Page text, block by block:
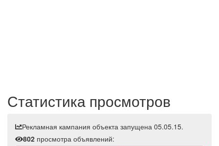
Статистика просмотров
Рекламная кампания объекта запущена 05.05.15.
802 просмотра объявлений: